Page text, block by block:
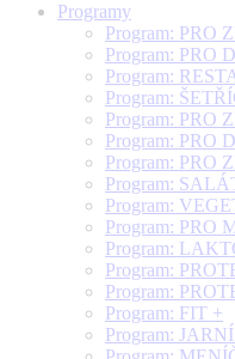
Programy
Program: PRO
Program: PRO
Program:
Program:
Program: PRO
Program: PRO
Program: PRO
Program:
Program:
Program: PRO
Program:
Program:
Program:
Program: FIT +
Program: